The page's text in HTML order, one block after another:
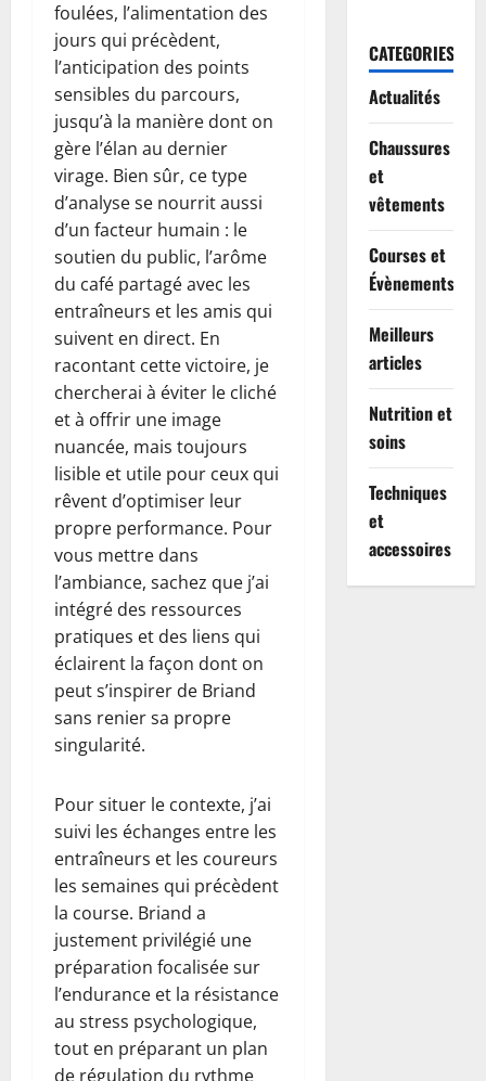
foulées, l’alimentation des
jours qui précèdent,
l’anticipation des points
sensibles du parcours,
jusqu’à la manière dont on
gère l’élan au dernier
virage. Bien sûr, ce type
d’analyse se nourrit aussi
d’un facteur humain : le
soutien du public, l’arôme
du café partagé avec les
entraîneurs et les amis qui
suivent en direct. En
racontant cette victoire, je
chercherai à éviter le cliché
et à offrir une image
nuancée, mais toujours
lisible et utile pour ceux qui
rêvent d’optimiser leur
propre performance. Pour
vous mettre dans
l’ambiance, sachez que j’ai
intégré des ressources
pratiques et des liens qui
éclairent la façon dont on
peut s’inspirer de Briand
sans renier sa propre
singularité.
Pour situer le contexte, j’ai
suivi les échanges entre les
entraîneurs et les coureurs
les semaines qui précèdent
la course. Briand a
justement privilégié une
préparation focalisée sur
l’endurance et la résistance
au stress psychologique,
tout en préparant un plan
de régulation du rythme
CATEGORIES
Actualités
Chaussures
et
vêtements
Courses et
Évènements
Meilleurs
articles
Nutrition et
soins
Techniques
et
accessoires